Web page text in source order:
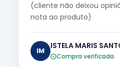
(cliente não deixou
nota ao produto)
IM
ISTELA MARIS
Compra verificada